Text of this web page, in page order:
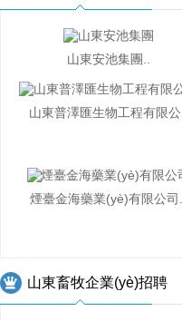
山東安池集團..
山東普澤匯生物工程有限公..
煙臺金海藥業(yè)有限公司..
山東畜牧企業(yè)招聘